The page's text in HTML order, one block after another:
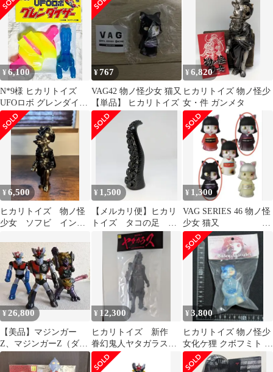
¥6,100
N*9様 ヒカリトイズ
UFOロボ グレンダイザ
ー / スペイザー ソフビ
ワン
¥767
VAG42 物ノ怪少女 猫又
【単品】 ヒカリトイズ
¥6,820
ヒカリトイズ 物ノ怪少
女・件 ガンメタ
¥6,500
ヒカリトイズ 物ノ怪
少女 ソフビ インデ
¥ 1,500
【メルカリ便】ヒカリ
トイズ タコの足 ソ
フビ シカフェス
¥ 1,300
VAG SERIES 46 物ノ怪
少女 猫又
2種セット
¥26,800
【美品】マジンガー
Z、マジンガーZ（ダメ
ージVer）、獣魔将軍
ヘッダーあり
¥ 12,300
ヒカリトイズ 新作
眷幻鬼人ヤタガラス
YATAGARAS
WF2026S
¥3,800
ヒカリトイズ 物ノ怪少
女化ケ狸 クボフミト ソ
フビ